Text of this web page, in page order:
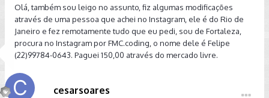
Olá, também sou leigo no assunto, fiz algumas modificações
através de uma pessoa que achei no Instagram, ele é do Rio de
Janeiro e fez remotamente tudo que eu pedi, sou de Fortaleza,
procura no Instagram por FMC.coding, o nome dele é Felipe
(22)99784-0643. Paguei 150,00 através do mercado livre.
cesarsoares